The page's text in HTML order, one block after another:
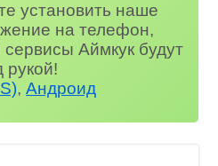
установить наше
на телефон,
Аймкук будут
рукой!
,Андроид